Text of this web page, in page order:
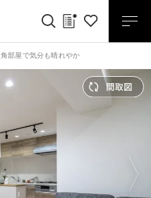
部屋で気分も晴れやか